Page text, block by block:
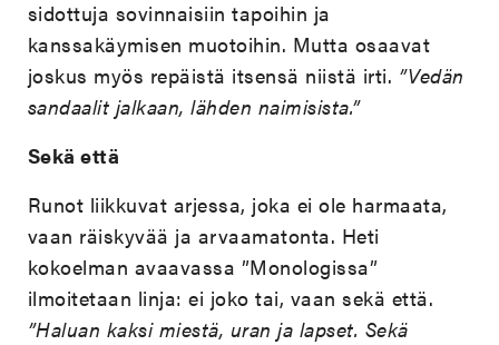
sidottuja sovinnaisiin tapoihin ja
kanssakäymisen muotoihin. Mutta osaavat
joskus myös repäistä itsensä niistä irti. ”Vedän
sandaalit jalkaan, lähden naimisista.”
Sekä että
Runot liikkuvat arjessa, joka ei ole harmaata,
vaan räiskyvää ja arvaamatonta. Heti
kokoelman avaavassa ”Monologissa”
ilmoitetaan linja: ei joko tai, vaan sekä että.
”Haluan kaksi miestä, uran ja lapset. Sekä